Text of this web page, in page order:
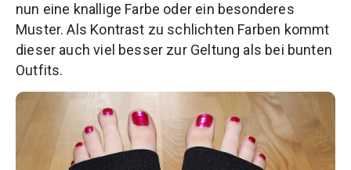
nun eine knallige Farbe oder ein besonderes
Muster. Als Kontrast zu schlichten Farben kommt
dieser auch viel besser zur Geltung als bei bunten
Outfits.